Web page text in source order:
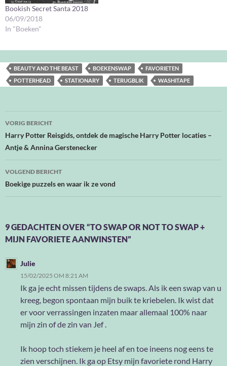
Bookish Secret Santa 2018
06/09/2018
In "Boeken"
BEAUTY AND THE BEAST BOEKENSWAP
FAVORIETEN
POTTERHEAD
STATIONARY TERUGBLIK WASHITAPE
Bericht
navigatie
VORIG BERICHT
Harry Potter Reisgids, ontdek de magische Harry Potter locaties –
Antje & Annina Gerstenecker
VOLGEND BERICHT
Boekige puzzels en waar ik ze vond
9 GEDACHTEN OVER “TO SWAP OR NOT TO SWAP +
MIJN FAVORIETE AANWINSTEN”
Julie
15/02/2025 OM 8:21 AM
Ik ga je echt missen tijdens de swaps. Als ik een swap van u
kreeg, begon spontaan mijn buik te kriebelen. Ik wist dat
er voor verrassingen inzaten maar allemaal 100% naar
mijn zin of de zin van Jef .
Ik hoop toch stiekem je heel af en toe ineens nog eens te
zien verschijnen. Ik ga op Etsy mijn favoriete rond Harry